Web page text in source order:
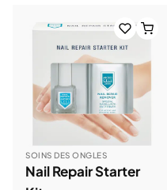
SOINS DES ONGLES
Nail Repair Starter